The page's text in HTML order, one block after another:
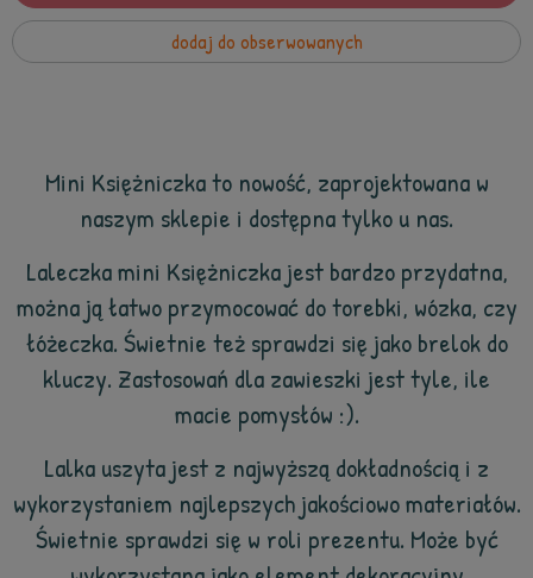
dodaj do obserwowanych
Mini Księżniczka to nowość, zaprojektowana w
naszym sklepie i dostępna tylko u nas.
Laleczka mini Księżniczka jest bardzo przydatna,
można ją łatwo przymocować do torebki, wózka, czy
łóżeczka. Świetnie też sprawdzi się jako brelok do
kluczy. Zastosowań dla zawieszki jest tyle, ile
macie pomysłów :).
Lalka uszyta jest z najwyższą dokładnością i z
wykorzystaniem najlepszych jakościowo materiałów.
Świetnie sprawdzi się w roli prezentu. Może być